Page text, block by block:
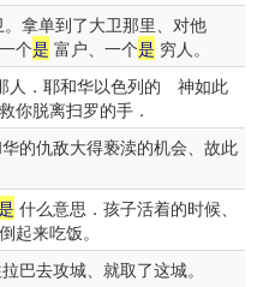
拿单到了大卫那里、对他
个是 富户、一个是 穷人。
人．耶和华以色列的 神如此
你脱离扫罗的手．
的仇敌大得亵渎的机会、故此
什么意思．孩子活着的时候、
起来吃饭。
巴去攻城、就取了这城。